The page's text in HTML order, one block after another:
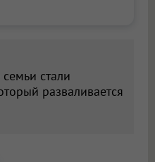
стали
разваливается